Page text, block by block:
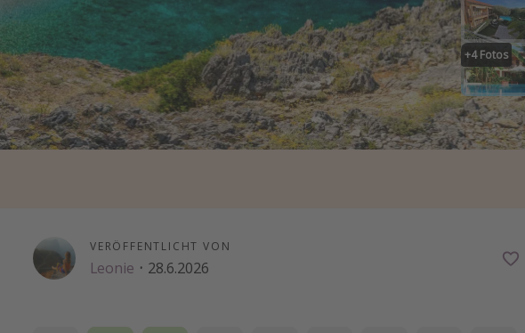
+4 Fotos
VERÖFFENTLICHT VON
Leonie · 28.6.2026